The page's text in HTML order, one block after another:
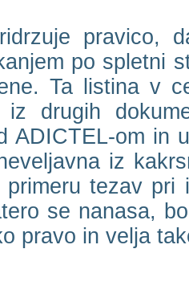
pravico,
po spletni
Ta listina v
iz drugih
ADICTEL-om in
iz
tezav pri
se nanasa,
pravo in velja